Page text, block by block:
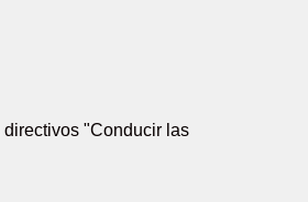
"Conducir las